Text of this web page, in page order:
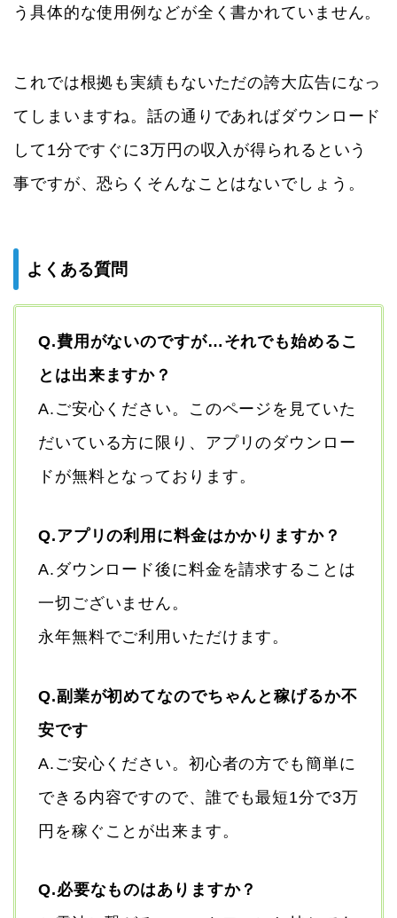
う具体的な使用例などが全く書かれていません。
これでは根拠も実績もないただの誇大広告になっ
てしまいますね。話の通りであればダウンロード
して1分ですぐに3万円の収入が得られるという
事ですが、恐らくそんなことはないでしょう。
よくある質問
Q.費用がないのですが…それでも始めるこ
とは出来ますか？
A.ご安心ください。このページを見ていた
だいている方に限り、アプリのダウンロー
ドが無料となっております。
Q.アプリの利用に料金はかかりますか？
A.ダウンロード後に料金を請求することは
一切ございません。
永年無料でご利用いただけます。
Q.副業が初めてなのでちゃんと稼げるか不
安です
A.ご安心ください。初心者の方でも簡単に
できる内容ですので、誰でも最短1分で3万
円を稼ぐことが出来ます。
Q.必要なものはありますか？